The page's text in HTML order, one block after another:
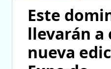
Este
llevarán a
nueva